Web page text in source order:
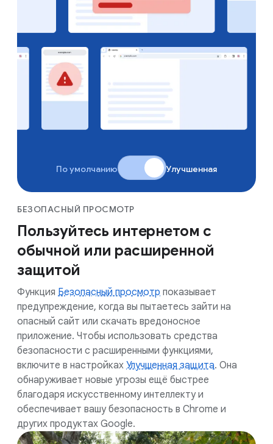
БЕЗОПАСНЫЙ ПРОСМОТР
Пользуйтесь интернетом с
обычной или расширенной
защитой
Функция Безопасный просмотр показывает
предупреждение, когда вы пытаетесь зайти на
опасный сайт или скачать вредоносное
приложение. Чтобы использовать средства
безопасности с расширенными функциями,
включите в настройках Улучшенная защита. Она
обнаруживает новые угрозы ещё быстрее
благодаря искусственному интеллекту и
обеспечивает вашу безопасность в Chrome и
других продуктах Google.
По умолчанию Улучшенная